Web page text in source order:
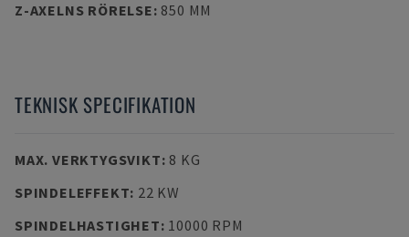
Z-AXELNS RÖRELSE: 850 MM
TEKNISK SPECIFIKATION
MAX. VERKTYGSVIKT: 8 KG
SPINDELEFFEKT: 22 KW
SPINDELHASTIGHET: 10000 RPM